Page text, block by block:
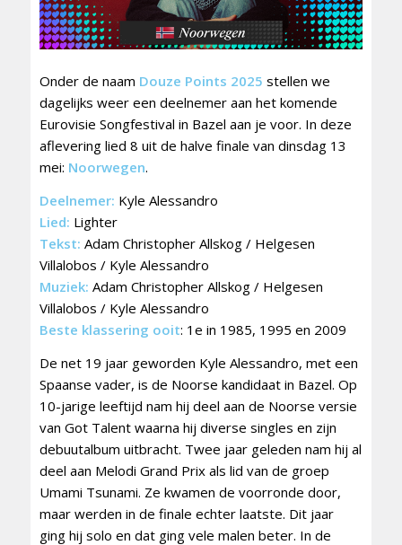
Onder de naam Douze Points 2025 stellen we
dagelijks weer een deelnemer aan het komende
Eurovisie Songfestival in Bazel aan je voor. In deze
aflevering lied 8 uit de halve finale van dinsdag 13
mei: Noorwegen.
Deelnemer: Kyle Alessandro
Lied: Lighter
Tekst: Adam Christopher Allskog / Helgesen
Villalobos / Kyle Alessandro
Muziek: Adam Christopher Allskog / Helgesen
Villalobos / Kyle Alessandro
Beste klassering ooit: 1e in 1985, 1995 en 2009
De net 19 jaar geworden Kyle Alessandro, met een
Spaanse vader, is de Noorse kandidaat in Bazel. Op
10-jarige leeftijd nam hij deel aan de Noorse versie
van Got Talent waarna hij diverse singles en zijn
debuutalbum uitbracht. Twee jaar geleden nam hij al
deel aan Melodi Grand Prix als lid van de groep
Umami Tsunami. Ze kwamen de voorronde door,
maar werden in de finale echter laatste. Dit jaar
ging hij solo en dat ging vele malen beter. In de